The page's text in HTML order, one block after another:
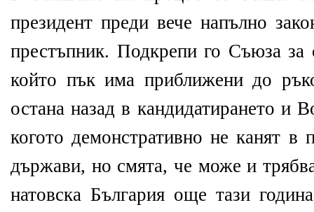
президент преди вече напълно
престъпник. Подкрепи го Съюза за
който пък има приближени до
остана назад в кандидатирането и
когото демонстративно не канят в
държави, но смята, че може и
натовска България още тази